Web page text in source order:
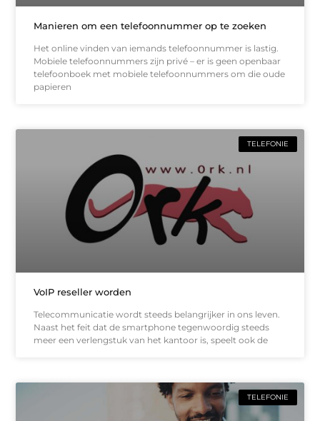
Manieren om een telefoonnummer op te zoeken
Het online vinden van iemands telefoonnummer is lastig.
Mobiele telefoonnummers zijn privé – er is geen openbaar
telefoonboek met mobiele telefoonnummers om die oude
papieren
TELEFONIE
VoIP reseller worden
Telecommunicatie wordt steeds belangrijker in ons leven.
Naast het feit dat de smartphone tegenwoordig steeds
meer een verlengstuk van het kantoor is, speelt ook de
TELEFONIE